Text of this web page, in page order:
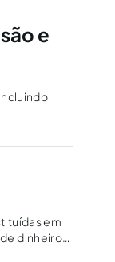
e
em
dinheiro